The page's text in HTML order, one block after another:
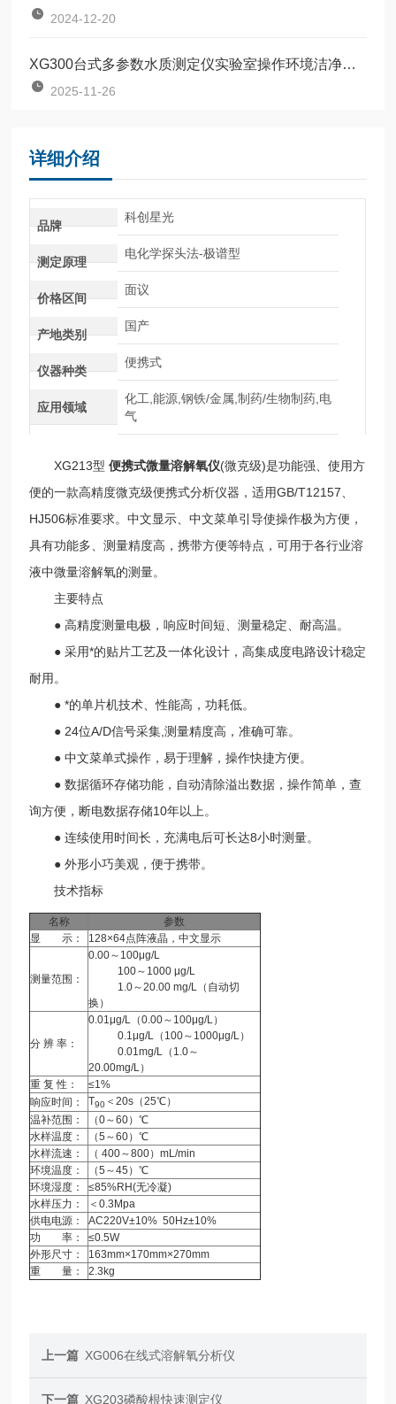
2024-12-20
XG300台式多参数水质测定仪实验室操作环境洁净度与防尘规范
2025-11-26
详细介绍
品牌
科创星光
测定原理
电化学探头法-极谱型
价格区间
面议
产地类别
国产
仪器种类
便携式
应用领域
化工,能源,钢铁/金属,制药/生物制药,电
气
XG213型便携式微量溶解氧仪(微克级)是功能强、使用方
便的一款高精度微克级便携式分析仪器，适用GB/T12157、
HJ506标准要求。中文显示、中文菜单引导使操作极为方便，
具有功能多、测量精度高，携带方便等特点，可用于各行业溶
液中微量溶解氧的测量。
主要特点
● 高精度测量电极，响应时间短、测量稳定、耐高温。
● 采用*的贴片工艺及一体化设计，高集成度电路设计稳定
耐用。
● *的单片机技术、性能高，功耗低。
● 24位A/D信号采集,测量精度高，准确可靠。
● 中文菜单式操作，易于理解，操作快捷方便。
● 数据循环存储功能，自动清除溢出数据，操作简单，查
询方便，断电数据存储10年以上。
● 连续使用时间长，充满电后可长达8小时测量。
● 外形小巧美观，便于携带。
技术指标
名称
参数
显 示：
128×64点阵液晶，中文显示
测量范围：
0.00～100μg/L
100～1000 μg/L
1.0～20.00 mg/L（自动切
换）
分 辨 率：
0.01μg/L（0.00～100μg/L）
0.1μg/L（100～1000μg/L）
0.01mg/L（1.0～
20.00mg/L）
重 复 性：
≤1%
响应时间：
T90 ＜20s（25℃）
温补范围：
（0～60）℃
水样温度：
（5～60）℃
水样流速：
（ 400～800）mL/min
环境温度：
（5～45）℃
环境湿度：
≤85%RH(无冷凝)
水样压力：
＜0.3Mpa
供电电源：
AC220V±10% 50Hz±10%
功 率：
≤0.5W
外形尺寸：
163mm×170mm×270mm
重 量：
2.3kg
上一篇 XG006在线式溶解氧分析仪
下一篇 XG203磷酸根快速测定仪